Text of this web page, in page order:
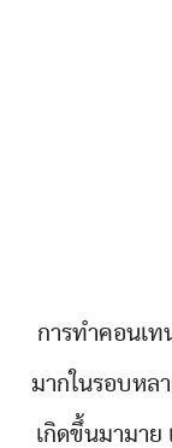
การทำคอนเ
มากในรอบหล
เกิดขึ้นมามาย